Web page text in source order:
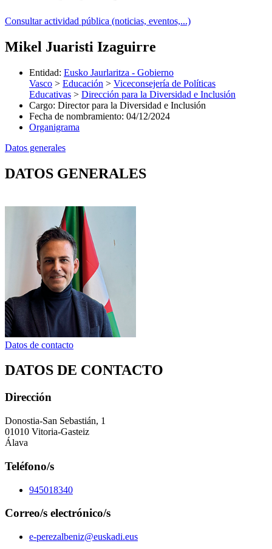
Consultar actividad pública (noticias, eventos,...)
Mikel Juaristi Izaguirre
Entidad: Eusko Jaurlaritza - Gobierno
Vasco > Educación > Viceconsejería de Políticas
Educativas > Dirección para la Diversidad e Inclusión
Cargo: Director para la Diversidad e Inclusión
Fecha de nombramiento: 04/12/2024
Organigrama
Datos generales
DATOS GENERALES
Datos de contacto
DATOS DE CONTACTO
Dirección
Donostia-San Sebastián, 1
01010 Vitoria-Gasteiz
Álava
Teléfono/s
945018340
Correo/s electrónico/s
e-perezalbeniz@euskadi.eus